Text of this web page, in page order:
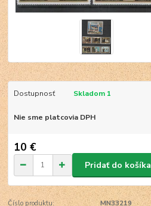
Dostupnosť Skladom 1
Nie sme platcovia DPH
10 €
Pridať do košíka
Číslo produktu:
MN33219